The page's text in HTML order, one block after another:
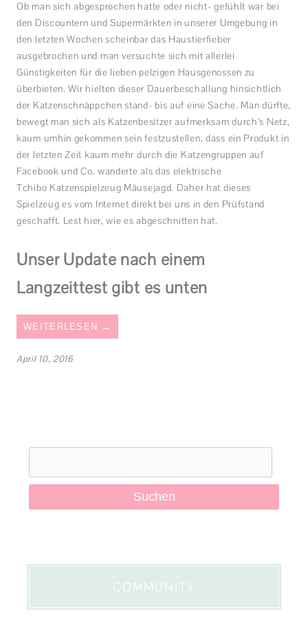
Ob man sich abgesprochen hatte oder nicht- gefühlt war bei
den Discountern und Supermärkten in unserer Umgebung in
den letzten Wochen scheinbar das Haustierfieber
ausgebrochen und man versuchte sich mit allerlei
Günstigkeiten für die lieben pelzigen Hausgenossen zu
überbieten. Wir hielten dieser Dauerbeschallung hinsichtlich
der Katzenschnäppchen stand- bis auf eine Sache. Man dürfte,
bewegt man sich als Katzenbesitzer aufmerksam durch’s Netz,
kaum umhin gekommen sein festzustellen, dass ein Produkt in
der letzten Zeit kaum mehr durch die Katzengruppen auf
Facebook und Co. wanderte als das elektrische
Tchibo Katzenspielzeug Mäusejagd. Daher hat dieses
Spielzeug es vom Internet direkt bei uns in den Prüfstand
geschafft. Lest hier, wie es abgeschnitten hat.
Unser Update nach einem
Langzeittest gibt es unten
WEITERLESEN →
April 10, 2016
Suchen
COMMUNITY